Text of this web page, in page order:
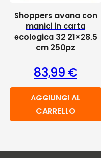
Shoppers avana con
manici in carta
ecologica 32 21×28,5
cm 250pz
83,99 €
AGGIUNGI AL
CARRELLO